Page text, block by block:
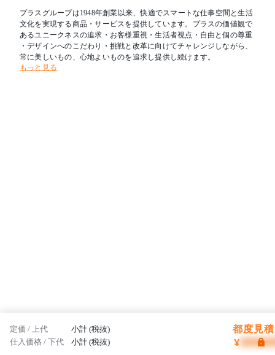
プラスグループは1948年創業以来、快適でスマートな仕事空間と生活
文化を実現する商品・サービスを提供しています。プラスの価値観で
あるユニークネスの追求・お客様重視・生活者視点・自由と個の尊重
・デザインへのこだわり・挑戦と改革に向けてチャレンジしながら、
常に美しいもの、心地よいものを追求し提供し続けます。
もっと見る
定価 / 上代 小計 (税抜) 都度見
仕入価格 / 下代 小計 (税抜) ¥